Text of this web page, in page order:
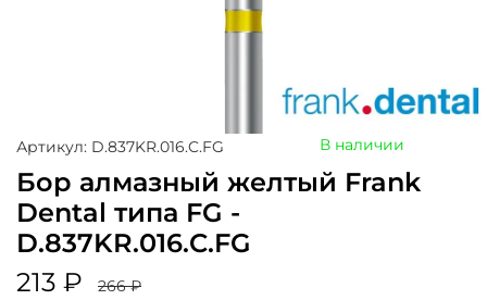
Артикул: D.837KR.016.C.FG В наличии
Бор алмазный желтый Frank
Dental типа FG -
D.837KR.016.C.FG
213 ₽
266 ₽